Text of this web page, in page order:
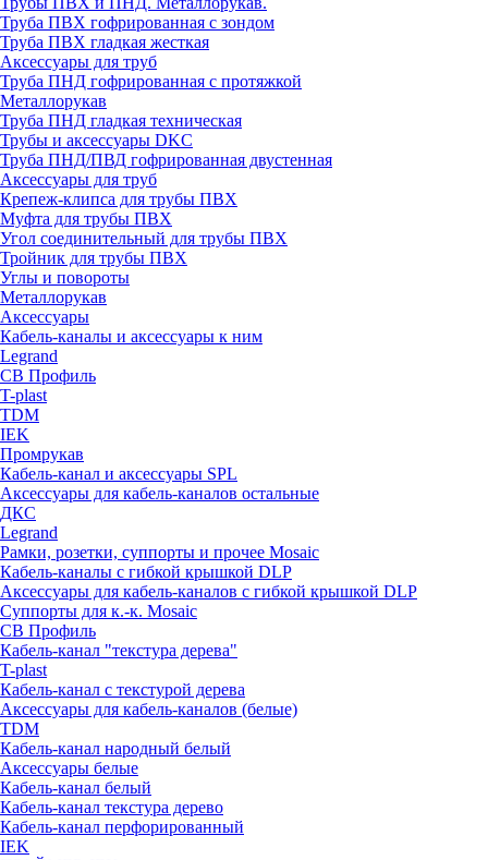
Труба ПВХ гофрированная с зондом
Труба ПВХ гладкая жесткая
Аксессуары для труб
Труба ПНД гофрированная с протяжкой
Металлорукав
Труба ПНД гладкая техническая
Трубы и аксессуары DKC
Труба ПНД/ПВД гофрированная двустенная
Аксессуары для труб
Крепеж-клипса для трубы ПВХ
Муфта для трубы ПВХ
Угол соединительный для трубы ПВХ
Тройник для трубы ПВХ
Углы и повороты
Металлорукав
Аксессуары
Кабель-каналы и аксессуары к ним
Legrand
СВ Профиль
T-plast
TDM
IEK
Промрукав
Кабель-канал и аксессуары SPL
Аксессуары для кабель-каналов остальные
ДКС
Legrand
Рамки, розетки, суппорты и прочее Mosaic
Кабель-каналы с гибкой крышкой DLP
Аксессуары для кабель-каналов с гибкой крышкой DLP
Суппорты для к.-к. Mosaic
СВ Профиль
Кабель-канал "текстура дерева"
T-plast
Кабель-канал с текстурой дерева
Аксессуары для кабель-каналов (белые)
TDM
Кабель-канал народный белый
Аксессуары белые
Кабель-канал белый
Кабель-канал текстура дерево
Кабель-канал перфорированный
IEK